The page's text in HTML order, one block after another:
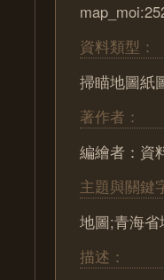
資料類型：
掃瞄地圖紙
著作者：
編繪者：資
主題與關鍵
地圖;青海省
描述：